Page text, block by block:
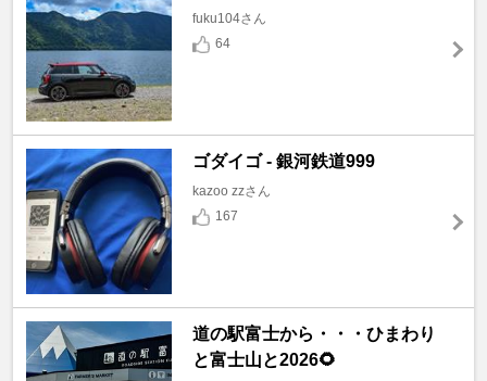
fuku104さん
64
ゴダイゴ - 銀河鉄道999
kazoo zzさん
167
道の駅富士から・・・ひまわり
と富士山と2026🌻